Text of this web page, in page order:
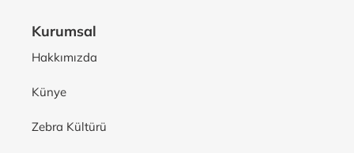
Kurumsal
Hakkımızda
Künye
Zebra Kültürü